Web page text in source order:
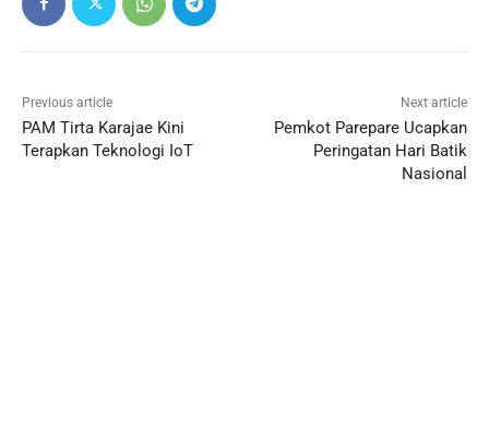
Previous article
PAM Tirta Karajae Kini
Terapkan Teknologi IoT
Next article
Pemkot Parepare Ucapkan
Peringatan Hari Batik
Nasional